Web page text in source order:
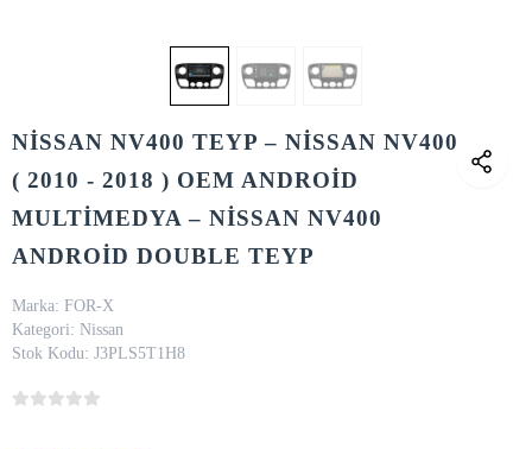
NİSSAN NV400 TEYP – NİSSAN NV400
( 2010 - 2018 ) OEM ANDROİD
MULTİMEDYA – NİSSAN NV400
ANDROİD DOUBLE TEYP
Marka: FOR-X
Kategori: Nissan
Stok Kodu: J3PLS5T1H8